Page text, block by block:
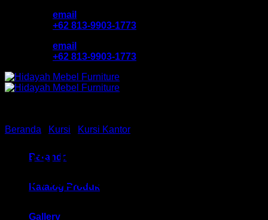
email
+62 813-9903-1773
email
+62 813-9903-1773
Beranda
Katalog Produk
Gallery
Beranda Kursi Kursi Kantor
Kursi Kantor Hadap Chair
HM Absolute MC 2105A